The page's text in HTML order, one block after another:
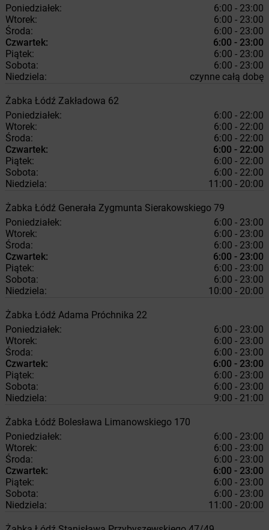
Poniedziałek:
6:00 - 23:00
Wtorek:
6:00 - 23:00
Środa:
6:00 - 23:00
Czwartek:
6:00 - 23:00
Piątek:
6:00 - 23:00
Sobota:
6:00 - 23:00
Niedziela:
czynne całą dobę
Żabka Łódź Zakładowa 62
Poniedziałek:
6:00 - 22:00
Wtorek:
6:00 - 22:00
Środa:
6:00 - 22:00
Czwartek:
6:00 - 22:00
Piątek:
6:00 - 22:00
Sobota:
6:00 - 22:00
Niedziela:
11:00 - 20:00
Żabka Łódź Generała Zygmunta Sierakowskiego 79
Poniedziałek:
6:00 - 23:00
Wtorek:
6:00 - 23:00
Środa:
6:00 - 23:00
Czwartek:
6:00 - 23:00
Piątek:
6:00 - 23:00
Sobota:
6:00 - 23:00
Niedziela:
10:00 - 20:00
Żabka Łódź Adama Próchnika 22
Poniedziałek:
6:00 - 23:00
Wtorek:
6:00 - 23:00
Środa:
6:00 - 23:00
Czwartek:
6:00 - 23:00
Piątek:
6:00 - 23:00
Sobota:
6:00 - 23:00
Niedziela:
9:00 - 21:00
Żabka Łódź Bolesława Limanowskiego 170
Poniedziałek:
6:00 - 23:00
Wtorek:
6:00 - 23:00
Środa:
6:00 - 23:00
Czwartek:
6:00 - 23:00
Piątek:
6:00 - 23:00
Sobota:
6:00 - 23:00
Niedziela:
11:00 - 20:00